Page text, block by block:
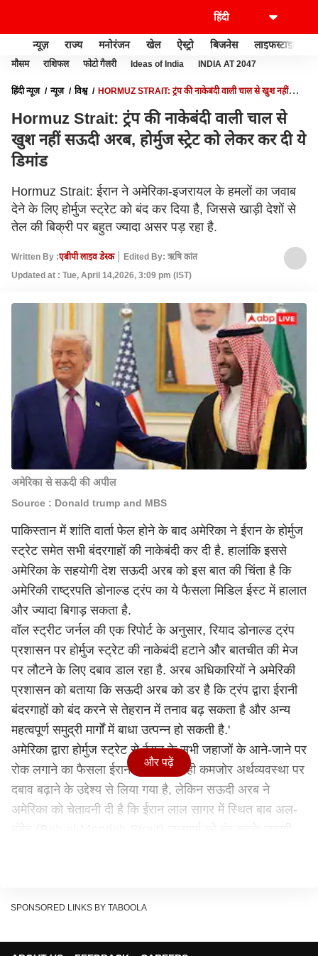
न्यूज़ राज्य मनोरंजन खेल ऐस्ट्रो बिजनेस लाइफस्टाइल
मौसम राशिफल फोटो गैलरी Ideas of India INDIA AT 2047
हिंदी न्यूज़ न्यूज़ विश्व
HORMUZ STRAIT: ट्रंप की नाकेबंदी वाली चाल से खुश नहीं
Hormuz Strait: ट्रंप की नाकेबंदी वाली चाल से
खुश नहीं सऊदी अरब, होर्मुज स्ट्रेट को लेकर कर दी ये
डिमांड
Hormuz Strait: ईरान ने अमेरिका-इजरायल के हमलों का जवाब
देने के लिए होर्मुज स्ट्रेट को बंद कर दिया है, जिससे खाड़ी देशों से
तेल की बिक्री पर बहुत ज्यादा असर पड़ रहा है.
Written By :एबीपी लाइव डेस्क
Edited By: ऋषि कांत
Updated at : Tue, April 14,2026, 3:09 pm (IST)
अमेरिका से सऊदी की अपील
Source : Donald trump and MBS
पाकिस्तान में शांति वार्ता फेल होने के बाद अमेरिका ने ईरान के होर्मुज
स्ट्रेट समेत सभी बंदरगाहों की नाकेबंदी कर दी है. हालांकि इससे
अमेरिका के सहयोगी देश सऊदी अरब को इस बात की चिंता है कि
अमेरिकी राष्ट्रपति डोनाल्ड ट्रंप का ये फैसला मिडिल ईस्ट में हालात
और ज्यादा बिगाड़ सकता है.
वॉल स्ट्रीट जर्नल की एक रिपोर्ट के अनुसार, रियादडोनाल्ड ट्रंप
प्रशासन पर होर्मुज स्ट्रेट की नाकेबंदी हटाने और बातचीत की मेज
पर लौटने के लिए दबाव डाल रहा है. अरब अधिकारियों ने अमेरिकी
प्रशासन को बताया कि सऊदी अरब को डर है कि ट्रंप द्वारा ईरानी
बंदरगाहों को बंद करने से तेहरान में तनाव बढ़ सकता है और अन्य
महत्वपूर्ण समुद्री मार्गों में बाधा उत्पन्न हो सकती है.'
अमेरिका द्वारा होर्मुज स्ट्रेट से ईरान के सभी जहाजों के आने-जाने पर
रोक लगाने का फैसला ईरान की पहले से ही कमजोर अर्थव्यवस्था पर
दबाव बढ़ाने के उद्देश्य से लिया गया है, लेकिन सऊदी अरब ने
अमेरिका को चेतावनी दी है कि ईरान लाल सागर में स्थित बाब अल-
और पढ़ें
SPONSORED LINKS BY TABOOLA